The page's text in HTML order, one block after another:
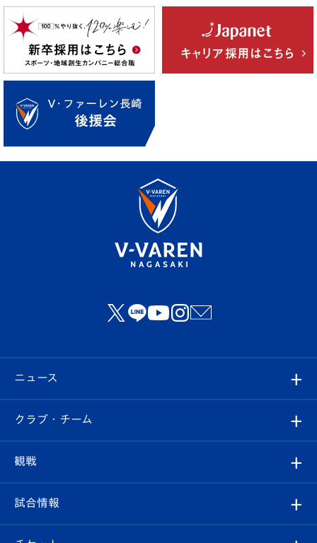
ニュース
すべて
クラブ
試合情報
クラブ・チーム
クラブ概要
観戦
観戦ルール
試合情報